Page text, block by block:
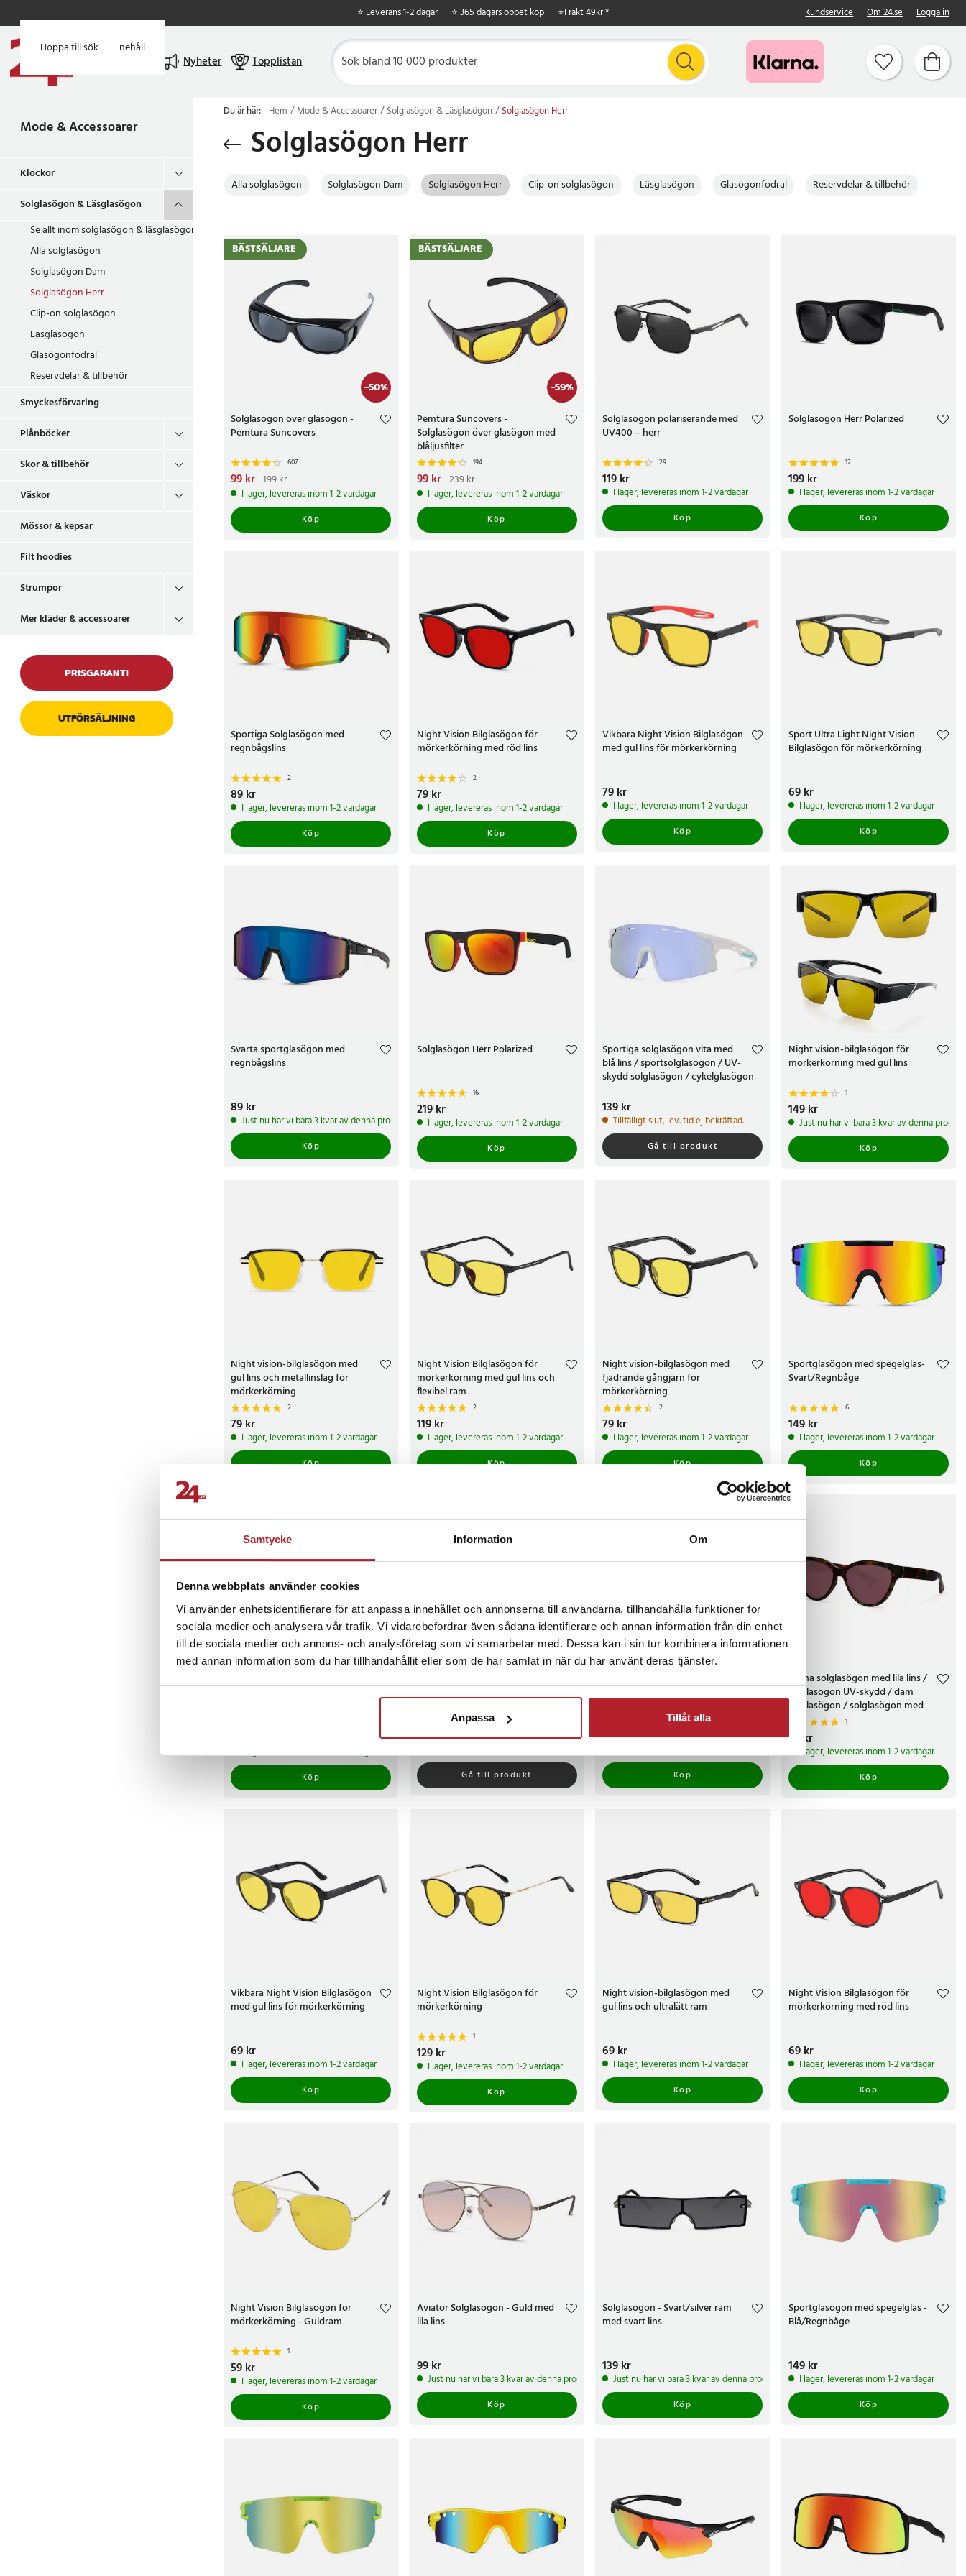
Samtycke Information Om
Denna webbplats använder cookies
Vi använder enhetsidentifierare för att anpassa innehållet och annonserna till användarna, tillhandahålla funktioner för
sociala medier och analysera vår trafik. Vi vidarebefordrar även sådana identifierare och annan information från din enhet
till de sociala medier och annons- och analysföretag som vi samarbetar med. Dessa kan i sin tur kombinera informationen
med annan information som du har tillhandahållit eller som de har samlat in när du har använt deras tjänster.
Anpassa Tillåt alla
Hoppa till huvudinnehåll
Hoppa till sök
⭐ Leverans 1-2 dagar ⭐ 365 dagars öppet köp ⭐Frakt 49kr * Kundservice Om 24.se Logga in
Nyheter Topplistan
Mode & Accessoarer
Klockor
Solglasögon & Läsglasögon
Se allt inomsolglasögon & läsglasögon
Alla solglasögon
Solglasögon Dam
Solglasögon Herr
Clip-on solglasögon
Läsglasögon
Glasögonfodral
Reservdelar & tillbehör
Smyckesförvaring
Plånböcker
Skor & tillbehör
Väskor
Mössor & kepsar
Filt hoodies
Strumpor
Mer kläder & accessoarer
PRISGARANTI
UTFÖRSÄLJNING
Du är här: Hem Mode & Accessoarer Solglasögon & Läsglasögon Solglasögon Herr
Solglasögon Herr
Alla solglasögon Solglasögon Dam Solglasögon Herr Clip-on solglasögon Läsglasögon Glasögonfodral Reservdelar & tillbehör
-50%
BÄSTSÄLJARE
Solglasögon över glasögon -
Pemtura Suncovers
607
Nuvarande pris
199 kr
99 kr 199 kr
I lager, levereras inom 1-2 vardagar
Köp
-59%
BÄSTSÄLJARE
Pemtura Suncovers -
Solglasögon över glasögon med
blåljusfilter
194
Nuvarande pris
239 kr
99 kr 239 kr
I lager, levereras inom 1-2 vardagar
Köp
Solglasögon polariserande med
UV400 – herr
29
Pris :119 kr
119 kr
I lager, levereras inom 1-2 vardagar
Köp
Solglasögon Herr Polarized
12
Pris :199 kr
199 kr
I lager, levereras inom 1-2 vardagar
Köp
Sportiga Solglasögon med
regnbågslins
2
Pris:89 kr
89 kr
I lager, levereras inom 1-2 vardagar
Köp
Night Vision Bilglasögon för
mörkerkörning med röd lins
2
Pris:79 kr
79 kr
I lager, levereras inom 1-2 vardagar
Köp
Vikbara Night Vision Bilglasögon
med gul lins för mörkerkörning
Pris:79 kr
79 kr
I lager, levereras inom 1-2 vardagar
Köp
Sport Ultra Light Night Vision
Bilglasögon för mörkerkörning
Pris:69 kr
69 kr
I lager, levereras inom 1-2 vardagar
Köp
Svarta sportglasögon med
regnbågslins
Pris:89 kr
89 kr
Just nu har vi bara 3 kvar av denna produkt
Köp
Solglasögon Herr Polarized
16
Pris :219 kr
219 kr
I lager, levereras inom 1-2 vardagar
Köp
Sportiga solglasögon vita med
blå lins / sportsolglasögon / UV-
skydd solglasögon / cykelglasögon
Pris :139 kr
139 kr
Tillfälligt slut, lev. tid ej bekräftad.
Gå till produkt
Night vision-bilglasögon för
mörkerkörning med gul lins
1
Pris:149 kr
149 kr
Just nu har vi bara 3 kvar av denna produkt
Köp
Night vision-bilglasögon med
gul lins och metallinslag för
mörkerkörning
2
Pris:79 kr
79 kr
I lager, levereras inom 1-2 vardagar
Köp
Night Vision Bilglasögon för
mörkerkörning med gul lins och
flexibel ram
2
Pris :119 kr
119 kr
I lager, levereras inom 1-2 vardagar
Köp
Night vision-bilglasögon med
fjädrande gångjärn för
mörkerkörning
2
Pris:79 kr
79 kr
I lager, levereras inom 1-2 vardagar
Köp
Sportglasögon med spegelglas-
Svart/Regnbåge
6
Pris:149 kr
149 kr
I lager, levereras inom 1-2 vardagar
Köp
I lager, levereras inom 1-2 vardagar
Köp
Pris:119 kr
119 kr
Gå till produkt
Pris:129 kr
129 kr
Köp
Bruna solglasögon med lila lins /
solglasögon UV-skydd / dam
solglasögon / solglasögon med
färgad lins
1
Pris :99 kr
99 kr
I lager, levereras inom 1-2 vardagar
Köp
Vikbara Night Vision Bilglasögon
med gul lins för mörkerkörning
Pris:69 kr
69 kr
I lager, levereras inom 1-2 vardagar
Köp
Night Vision Bilglasögon för
mörkerkörning
1
Pris :129 kr
129 kr
I lager, levereras inom 1-2 vardagar
Köp
Night vision-bilglasögon med
gul lins och ultralätt ram
Pris:69 kr
69 kr
I lager, levereras inom 1-2 vardagar
Köp
Night Vision Bilglasögon för
mörkerkörning med röd lins
Pris:69 kr
69 kr
I lager, levereras inom 1-2 vardagar
Köp
Night Vision Bilglasögon för
mörkerkörning - Guldram
1
Pris:59 kr
59 kr
I lager, levereras inom 1-2 vardagar
Köp
Aviator Solglasögon - Guld med
lila lins
Pris:99 kr
99 kr
Just nu har vi bara 3 kvar av denna produkt
Köp
Solglasögon - Svart/silver ram
med svart lins
Pris :139 kr
139 kr
Just nu har vi bara 3 kvar av denna produkt
Köp
Sportglasögon med spegelglas -
Blå/Regnbåge
Pris:149 kr
149 kr
I lager, levereras inom 1-2 vardagar
Köp